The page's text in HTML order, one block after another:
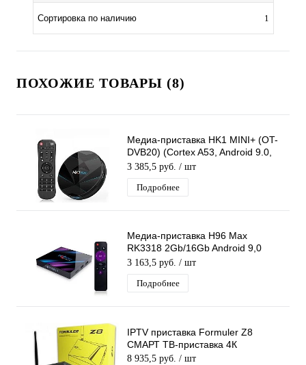
Сортировка по наличию 1
ПОХОЖИЕ ТОВАРЫ (8)
Медиа-приставка HK1 MINI+ (OT-
DVB20) (Cortex A53, Android 9.0,
2Гб, Flash 16ГБ, Wi-Fi) Smart tv
3 385,5 руб. / шт
Подробнее
Медиа-приставка H96 Max
RK3318 2Gb/16Gb Android 9,0
Медиаплеер Smart tv IPTV
приставка 4K H.265
3 163,5 руб. / шт
Подробнее
IPTV приставка Formuler Z8
СМАРТ ТВ-приставка 4К
8 935,5 руб. / шт